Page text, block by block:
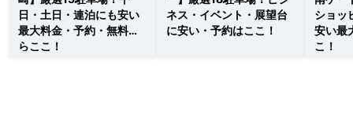
日・土日・連泊にも安い
最大料金・予約・無料な
らここ！
ネス・イベント・展望台
に安い・予約はここ！
ショッ
安い最
こ！